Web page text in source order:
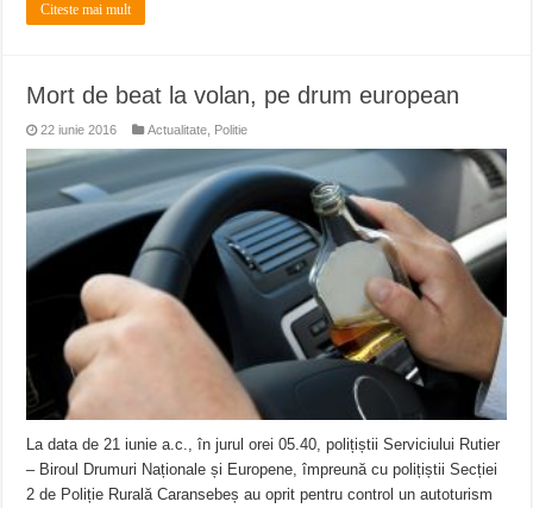
Citeste mai mult
Mort de beat la volan, pe drum european
22 iunie 2016 Actualitate Politie
La data de 21 iunie a.c., în jurul orei 05.40, polițiștii Serviciului Rutier
– Biroul Drumuri Naționale și Europene, împreună cu polițiștii Secției
2 de Poliție Rurală Caransebeș au oprit pentru control un autoturism